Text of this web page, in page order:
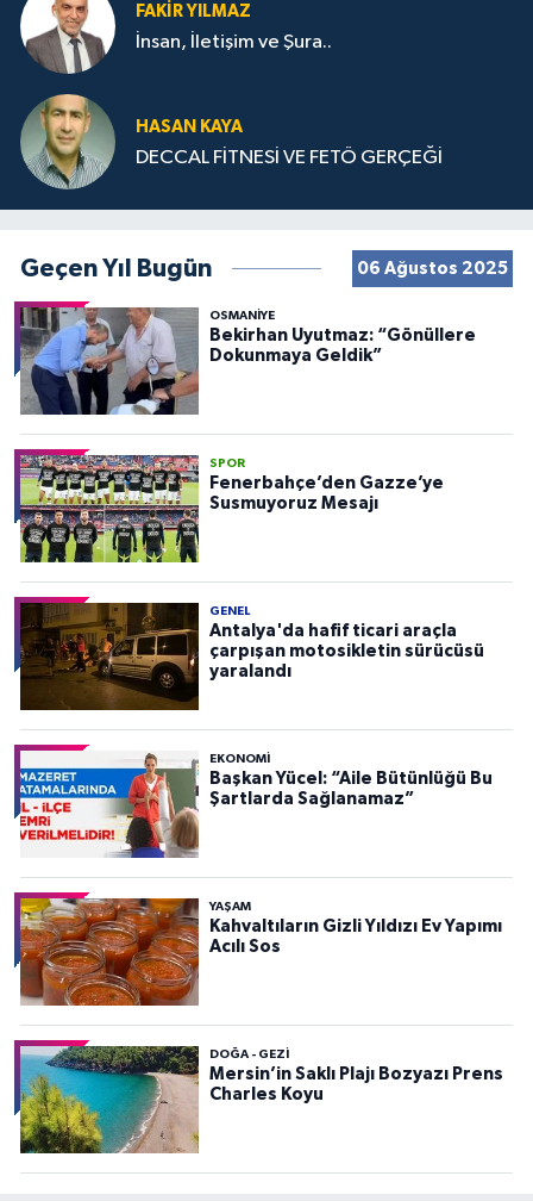
FAKIR YILMAZ
İnsan, İletişim ve Şura..
HASAN KAYA
DECCAL FİTNESİ VE FETÖ GERÇEĞİ
Geçen Yıl Bugün 06 Ağustos 2025
OSMANIYE
Bekirhan Uyutmaz: “Gönüllere
Dokunmaya Geldik”
SPOR
Fenerbahçe’den Gazze’ye
Susmuyoruz Mesajı
GENEL
Antalya'da hafif ticari araçla
çarpışan motosikletin sürücüsü
yaralandı
EKONOMI
Başkan Yücel: “Aile Bütünlüğü Bu
Şartlarda Sağlanamaz”
YAŞAM
Kahvaltıların Gizli Yıldızı Ev Yapımı
Acılı Sos
DOĞA - GEZI
Mersin’in Saklı Plajı Bozyazı Prens
Charles Koyu